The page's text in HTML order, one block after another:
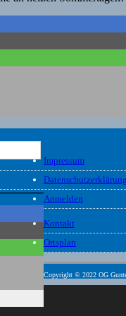
Impressum
Datenschutzerklärung
Anmelden
Kontakt
Ortsplan
Copyright © 2022 OG